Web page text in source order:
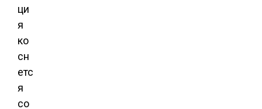
ци
я
ко
сн
етс
я
со